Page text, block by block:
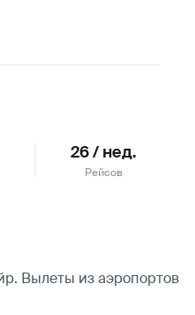
26 / нед.
Рейсов
Вылеты из аэропортов